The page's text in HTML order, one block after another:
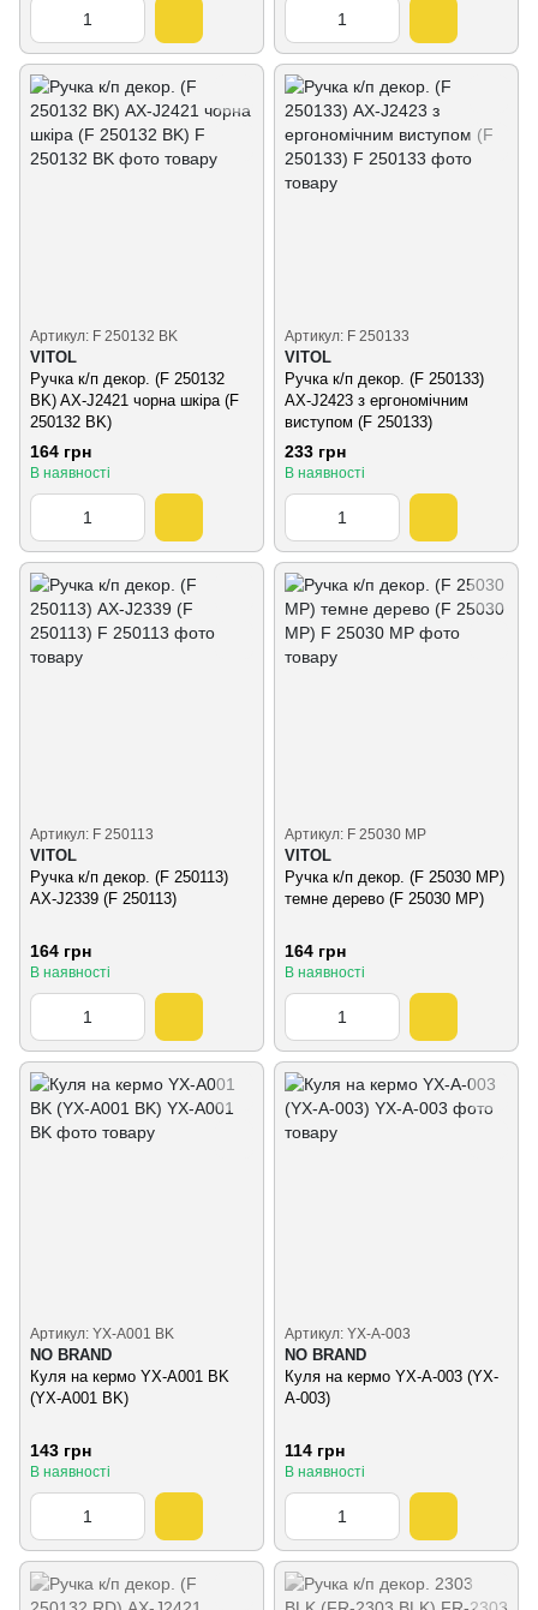
Артикул: F 250132 BK
VITOL
Ручка к/п декор. (F 250132
BK) AX-J2421 чорна шкiра (F
250132 BK)
164 грн
В наявності
Артикул: F 250133
VITOL
Ручка к/п декор. (F 250133)
AX-J2423 з ергономічним
виступом (F 250133)
233 грн
В наявності
Артикул: F 250113
VITOL
Ручка к/п декор. (F 250113)
AX-J2339 (F 250113)
164 грн
В наявності
Артикул: F 25030 MP
VITOL
Ручка к/п декор. (F 25030 MP)
темне дерево (F 25030 MP)
164 грн
В наявності
Артикул: YX-A001 BK
NO BRAND
Куля на кермо YX-A001 BK
(YX-A001 BK)
143 грн
В наявності
Артикул: YX-A-003
NO BRAND
Куля на кермо YX-A-003 (YX-
A-003)
114 грн
В наявності